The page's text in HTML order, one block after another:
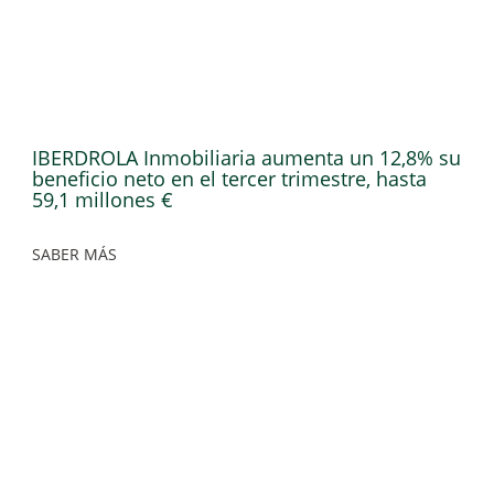
IBERDROLA Inmobiliaria aumenta un 12,8% su
beneficio neto en el tercer trimestre, hasta
59,1 millones €
SABER MÁS